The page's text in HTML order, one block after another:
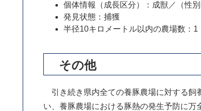
個体情報（成長区分）：成獣／（性
発見状態：捕獲
半径10キロメートル以内の農場数：1
その他
引き続き県内全ての養豚農場に対する飼
い、養豚農場における豚熱の発生予防に万